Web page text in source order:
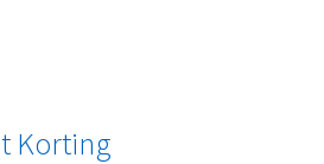
Korting